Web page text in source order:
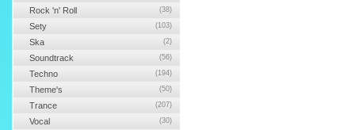
Rock 'n' Roll (38)
Sety (103)
Ska (2)
Soundtrack (56)
Techno (194)
Theme's (50)
Trance (207)
Vocal (30)